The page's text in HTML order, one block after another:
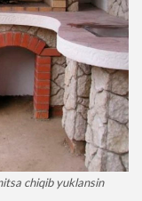
chiqib yuklansin